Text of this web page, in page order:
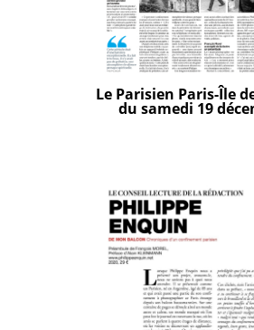
Le Parisien Paris-Île
du samedi 19